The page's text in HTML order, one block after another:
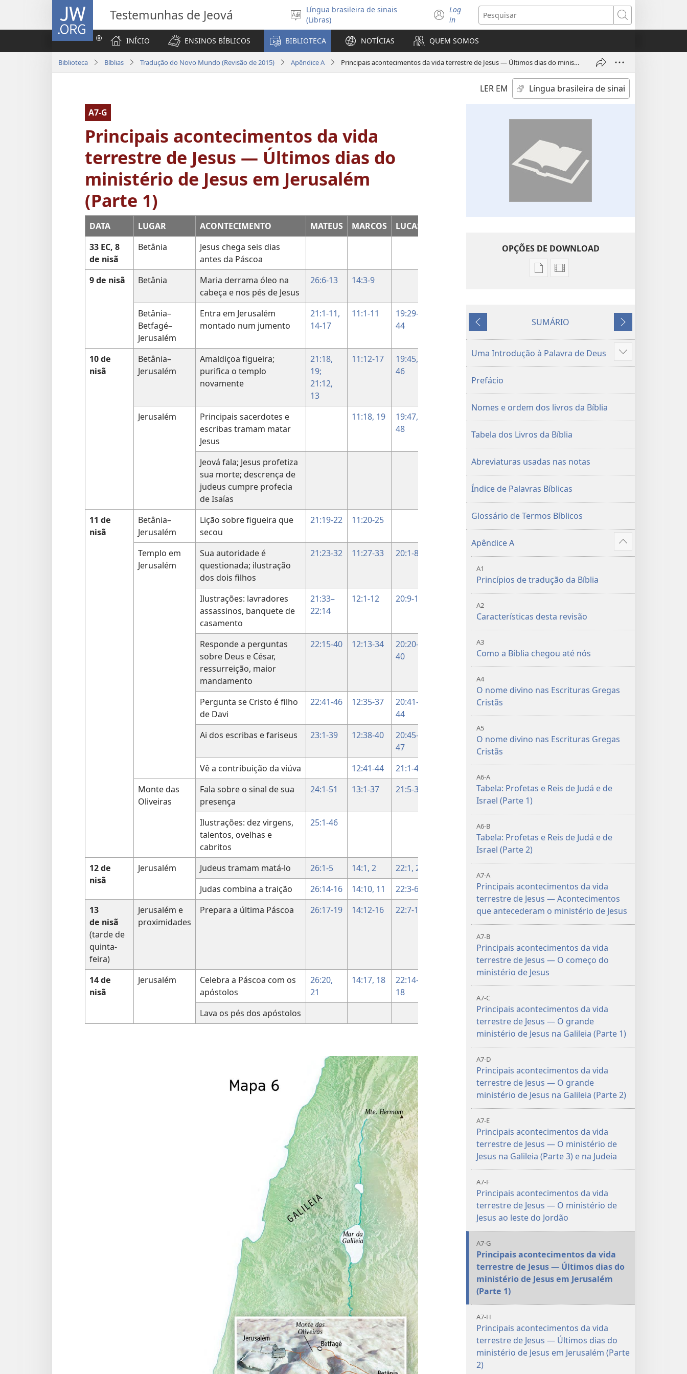
JW.ORG
Testemunhas de Jeová
o
idioma
Língua brasileira de sinais
(Libras)
Log
in
(abre
nova
janela)
Pesquisar
INÍCIO ENSINOS BÍBLICOS BIBLIOTECA NOTÍCIAS QUEM SOMOS
Biblioteca Bíblias Tradução do Novo Mundo (Revisão de 2015) Apêndice A Principais acontecimentos da vida terrestre de Jesus — Últimos dias do ministério de Jesus em Jerusalém (Parte 1)
LER EM
A7-G
Principais acontecimentos da vida
terrestre de Jesus — Últimos dias do
ministério de Jesus em Jerusalém
(Parte 1)
DATA LUGAR ACONTECIMENTO MATEUS MARCOS LUCAS
33 EC, 8
de nisã
Betânia
Jesus chega seis dias
antes da Páscoa
9 de nisã
Betânia
Maria derrama óleo na
cabeça e nos pés de Jesus
26:6-13 14:3-9
Betânia–
Betfagé–
Jerusalém
Entra em Jerusalém
montado num jumento
21:1-11,
14-17
11:1-11
19:29-
44
10 de
nisã
Betânia–
Jerusalém
Amaldiçoa figueira;
purifica o templo
novamente
21:18,
19;
21:12,
13
11:12-17
19:45,
46
Jerusalém
Principais sacerdotes e
escribas tramam matar
Jesus
11:18, 19
19:47,
48
Jeová fala; Jesus profetiza
sua morte; descrença de
judeus cumpre profecia
de Isaías
11 de
nisã
Betânia–
Jerusalém
Lição sobre figueira que
secou
21:19-22 11:20-25
Templo em
Jerusalém
Sua autoridade é
questionada; ilustração
dos dois filhos
21:23-32 11:27-33 20:1-8
Ilustrações: lavradores
assassinos, banquete de
casamento
21:33–
22:14
12:1-12 20:9-19
Responde a perguntas
sobre Deus e César,
ressurreição, maior
mandamento
22:15-40 12:13-34
20:20-
40
Pergunta se Cristo é filho
de Davi
22:41-46 12:35-37
20:41-
44
Ai dos escribas e fariseus
23:1-39 12:38-40
20:45-
47
Vê a contribuição da viúva
12:41-44
21:1-4
Monte das
Oliveiras
Fala sobre o sinal de sua
presença
24:1-51 13:1-37 21:5-38
Ilustrações: dez virgens,
talentos, ovelhas e
cabritos
25:1-46
12 de
nisã
Jerusalém Judeus tramam matá-lo 26:1-5 14:1, 2
22:1, 2
Judas combina a traição
26:14-16 14:10, 11
22:3-6
13
de nisã
(tarde de
quinta-
feira)
Jerusalém e
proximidades
Prepara a última Páscoa 26:17-19 14:12-16 22:7-13
14 de
nisã
Jerusalém
Celebra a Páscoa com os
apóstolos
26:20,
21
14:17, 18
22:14-
18
Lava os pés dos apóstolos
OPÇÕES DE DOWNLOAD
Opções
publicações
Tradução
do
da
Bíblia
Sagrada
(revisão
de
2015)
Opções
gravações
vídeo
Tradução
Mundo
da
Bíblia
Sagrada
(revisão
de
ANTERIOR
SUMÁRIO
PRÓXIMO
Uma Introdução à Palavra de Deus
Mostrar
mais
Prefácio
Nomes e ordem dos livros da Bíblia
Tabela dos Livros da Bíblia
Abreviaturas usadas nas notas
Índice de Palavras Bíblicas
Glossário de Termos Bíblicos
Apêndice A
Mostrar
mais
A1
Princípios de tradução da Bíblia
A2
Características desta revisão
A3
Como a Bíblia chegou até nós
A4
O nome divino nas Escrituras Gregas
Cristãs
A5
O nome divino nas Escrituras Gregas
Cristãs
A6-A
Tabela: Profetas e Reis de Judá e de
Israel (Parte 1)
A6-B
Tabela: Profetas e Reis de Judá e de
Israel (Parte 2)
A7-A
Principais acontecimentos da vida
terrestre de Jesus — Acontecimentos
que antecederam o ministério de Jesus
A7-B
Principais acontecimentos da vida
terrestre de Jesus — O começo do
ministério de Jesus
A7-C
Principais acontecimentos da vida
terrestre de Jesus — O grande
ministério de Jesus na Galileia (Parte 1)
A7-D
Principais acontecimentos da vida
terrestre de Jesus — O grande
ministério de Jesus na Galileia (Parte 2)
A7-E
Principais acontecimentos da vida
terrestre de Jesus — O ministério de
Jesus na Galileia (Parte 3) e na Judeia
A7-F
Principais acontecimentos da vida
terrestre de Jesus — O ministério de
Jesus ao leste do Jordão
A7-G
Principais acontecimentos da vida
terrestre de Jesus — Últimos dias do
ministério de Jesus em Jerusalém
(Parte 1)
A7-H
Principais acontecimentos da vida
terrestre de Jesus — Últimos dias do
ministério de Jesus em Jerusalém (Parte
2)